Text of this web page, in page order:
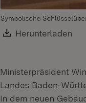
Symbolische
Download:
Herunterladen
Ministerpräsident
Landes Baden-
In dem neuen